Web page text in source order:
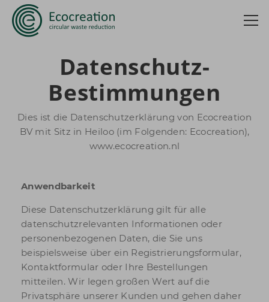
Datenschutz-
Bestimmungen
Dies ist die Datenschutzerklärung von Ecocreation
BV mit Sitz in Heiloo (im Folgenden: Ecocreation),
www.ecocreation.nl
Anwendbarkeit
Diese Datenschutzerklärung gilt für alle
datenschutzrelevanten Informationen oder
personenbezogenen Daten, die Sie uns
beispielsweise über ein Registrierungsformular,
Kontaktformular oder Ihre Bestellungen
mitteilen. Wir legen großen Wert auf die
Privatsphäre unserer Kunden und gehen daher